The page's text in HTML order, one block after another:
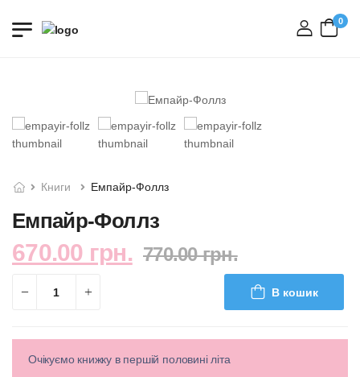
вхід
0
Книги Емпайр-Фоллз
Емпайр-Фоллз
670.00 грн. 770.00 грн.
В кошик
Очікуємо книжку в першій половині літа